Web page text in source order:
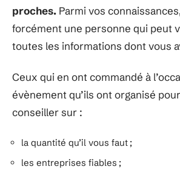
proches. Parmi vos
forcément une personne qui peut
toutes les informations dont vous
Ceux qui en ont commandé à
évènement qu’ils ont organisé
conseiller sur :
la quantité qu’il vous faut ;
les entreprises fiables ;